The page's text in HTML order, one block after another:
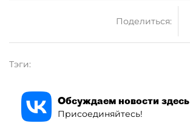
Поделиться:
Тэги:
Обсуждаем новости здесь
Присоединяйтесь!